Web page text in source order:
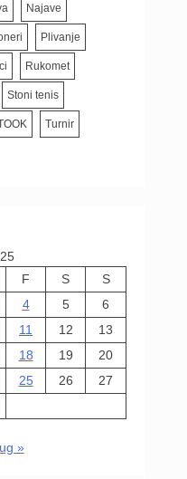
Najave
Plivanje
Rukomet
Stoni tenis
Turnir
F S
S
4 5
6
11 12
13
18 19
20
25 26
27
»